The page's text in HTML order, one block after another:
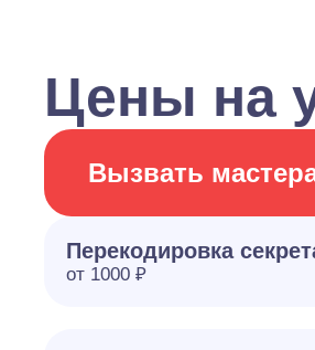
Цены на
Вызвать
Перекодировка
от 1000 ₽